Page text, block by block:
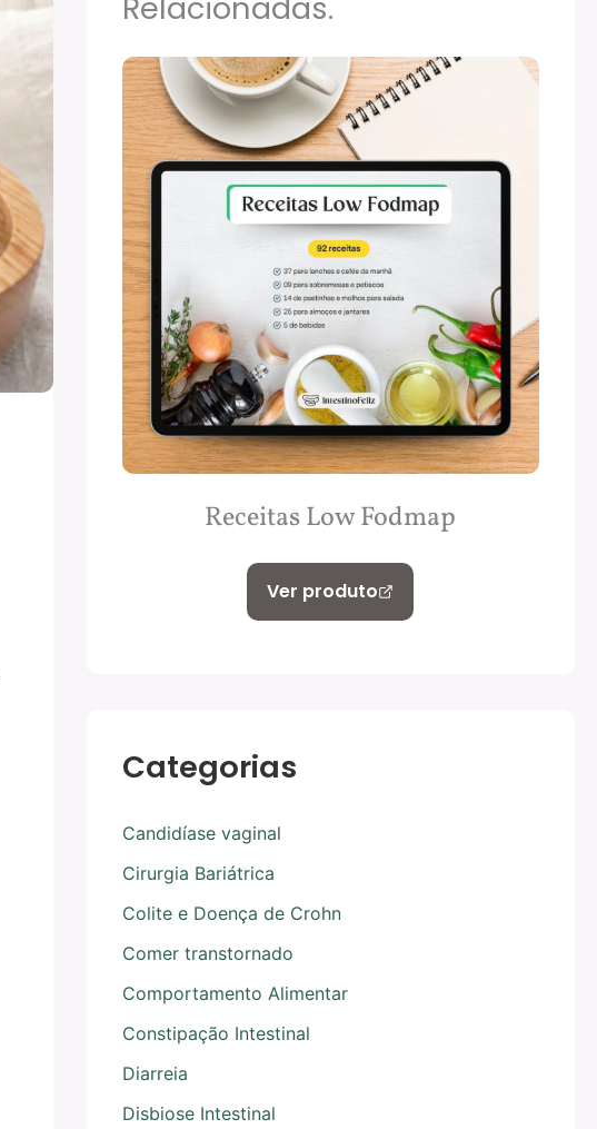
Receitas Low Fodmap
Ver produto
Categorias
Candidíase vaginal
Cirurgia Bariátrica
Colite e Doença de Crohn
Comer transtornado
Comportamento Alimentar
Constipação Intestinal
Diarreia
Disbiose Intestinal